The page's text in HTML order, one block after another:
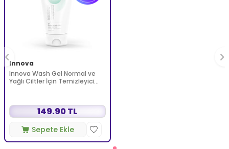
Innova
Innova Wash Gel Normal ve
Yağlı Ciltler İçin Temizleyici
149.90 TL
Sepete Ekle